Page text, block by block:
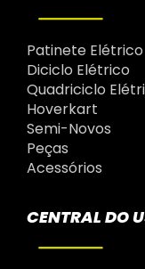
Patinete Elétrico
Diciclo Elétrico
Quadriciclo
Hoverkart
Semi-Novos
Peças
Acessórios
CENTRAL DO